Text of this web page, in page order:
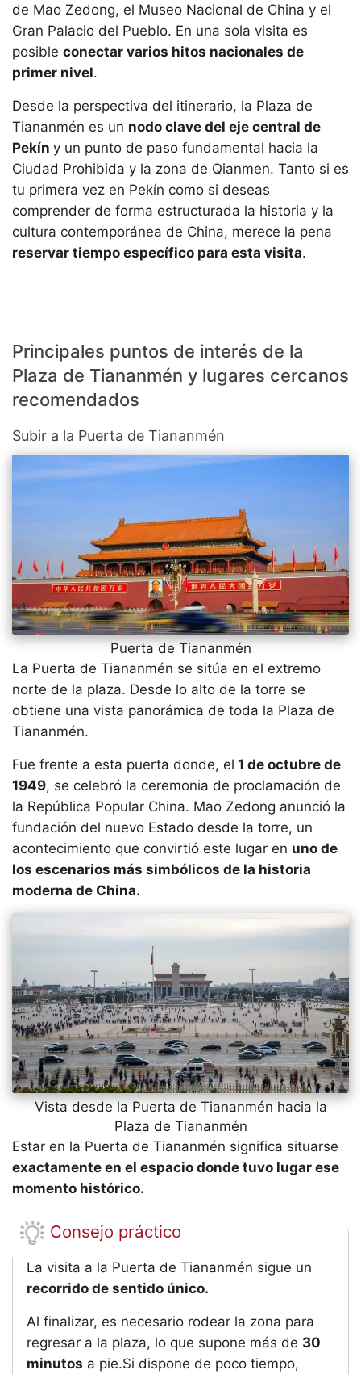
de Mao Zedong, el Museo Nacional de China y el
Gran Palacio del Pueblo. En una sola visita es
posible conectar varios hitos nacionales de
primer nivel.
Desde la perspectiva del itinerario, la Plaza de
Tiananmén es un nodo clave del eje central de
Pekín y un punto de paso fundamental hacia la
Ciudad Prohibida y la zona de Qianmen. Tanto si es
tu primera vez en Pekín como si deseas
comprender de forma estructurada la historia y la
cultura contemporánea de China, merece la pena
reservar tiempo específico para esta visita.
Principales puntos de interés de la
Plaza de Tiananmén y lugares cercanos
recomendados
Subir a la Puerta de Tiananmén
Puerta de Tiananmén
La Puerta de Tiananmén se sitúa en el extremo
norte de la plaza. Desde lo alto de la torre se
obtiene una vista panorámica de toda la Plaza de
Tiananmén.
Fue frente a esta puerta donde, el 1 de octubre de
1949, se celebró la ceremonia de proclamación de
la República Popular China. Mao Zedong anunció la
fundación del nuevo Estado desde la torre, un
acontecimiento que convirtió este lugar en uno de
los escenarios más simbólicos de la historia
moderna de China.
Vista desde la Puerta de Tiananmén hacia la
Plaza de Tiananmén
Estar en la Puerta de Tiananmén significa situarse
exactamente en el espacio donde tuvo lugar ese
momento histórico.
Consejo práctico
La visita a la Puerta de Tiananmén sigue un
recorrido de sentido único.
Al finalizar, es necesario rodear la zona para
regresar a la plaza, lo que supone más de 30
minutos a pie.Si dispone de poco tiempo,